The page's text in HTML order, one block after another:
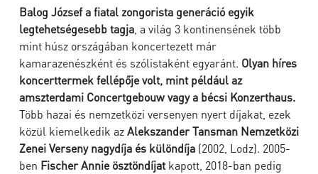
Balog József a fiatal zongorista generáció egyik
legtehetségesebb tagja , a világ 3 kontinensének több
mint húsz országában koncertezett már
kamarazenészként és szólistaként egyaránt. Olyan híres
koncerttermek fellépője volt, mint például az
amszterdami Concertgebouw vagy a bécsi Konzerthaus.
Több hazai és nemzetközi versenyen nyert díjakat, ezek
közül kiemelkedik azAlekszander Tansman Nemzetközi
Zenei Verseny nagydíja és különdíja (2002, Lodz). 2005-
ben Fischer Annie ösztöndíjat kapott, 2018-ban pedig